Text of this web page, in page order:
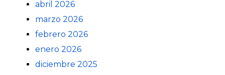
abril 2026
marzo 2026
febrero 2026
enero 2026
diciembre 2025